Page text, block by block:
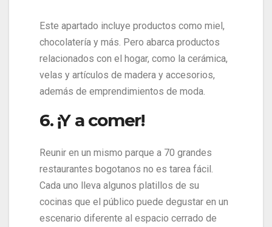
Este apartado incluye productos como miel,
chocolatería y más. Pero abarca productos
relacionados con el hogar, como la cerámica,
velas y artículos de madera y accesorios,
además de emprendimientos de moda.
6. ¡Y a comer!
Reunir en un mismo parque a 70 grandes
restaurantes bogotanos no es tarea fácil.
Cada uno lleva algunos platillos de su
cocinas que el público puede degustar en un
escenario diferente al espacio cerrado de